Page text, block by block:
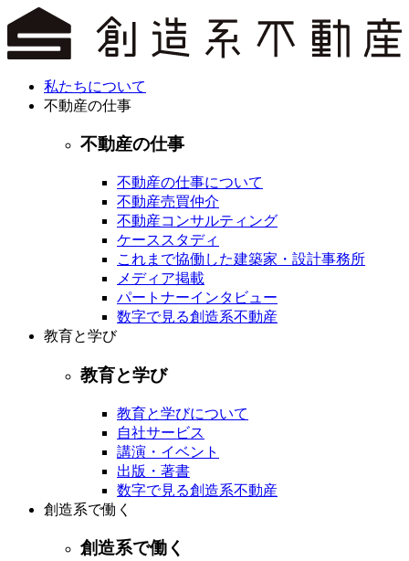
私たちについて
不動産の仕事
不動産の仕事
不動産の仕事について
不動産売買仲介
不動産コンサルティング
ケーススタディ
これまで協働した建築家・設計事務所
メディア掲載
パートナーインタビュー
数字で見る創造系不動産
教育と学び
教育と学び
教育と学びについて
自社サービス
講演・イベント
出版・著書
数字で見る創造系不動産
創造系で働く
創造系で働く